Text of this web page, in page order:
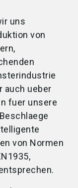
uns
von
auch ueber
fuer unsere
von Normen